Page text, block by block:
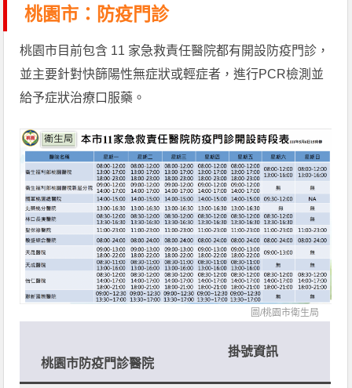
桃園市：防疫門診
桃園市目前包含 11 家急救責任醫院都有開設防疫門診，
並主要針對快篩陽性無症狀或輕症者，進行PCR檢測並
給予症狀治療口服藥。
圖/桃園市衛生局
桃園市防疫門診醫院
掛號資訊